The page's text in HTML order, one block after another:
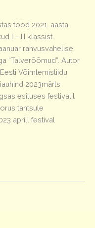
tööd 2021. aasta
I – III klassist.
rahvusvahelise
“Talverõõmud”. Autor
Võimlemisliidu
2023märts
esituses festivalil
tantsule
aprill festival